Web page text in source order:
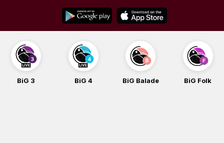
content
BiG 3 BiG 4 BiG Balade BiG Folk